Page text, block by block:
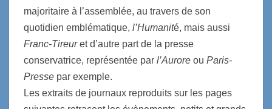
majoritaire à l’assemblée, au travers de son
quotidien emblématique, l’Humanité, mais aussi
Franc-Tireuret d’autre part de la presse
conservatrice, représentée par l’Aurore ou Paris-
Presse par exemple.
Les extraits de journaux reproduits sur les pages